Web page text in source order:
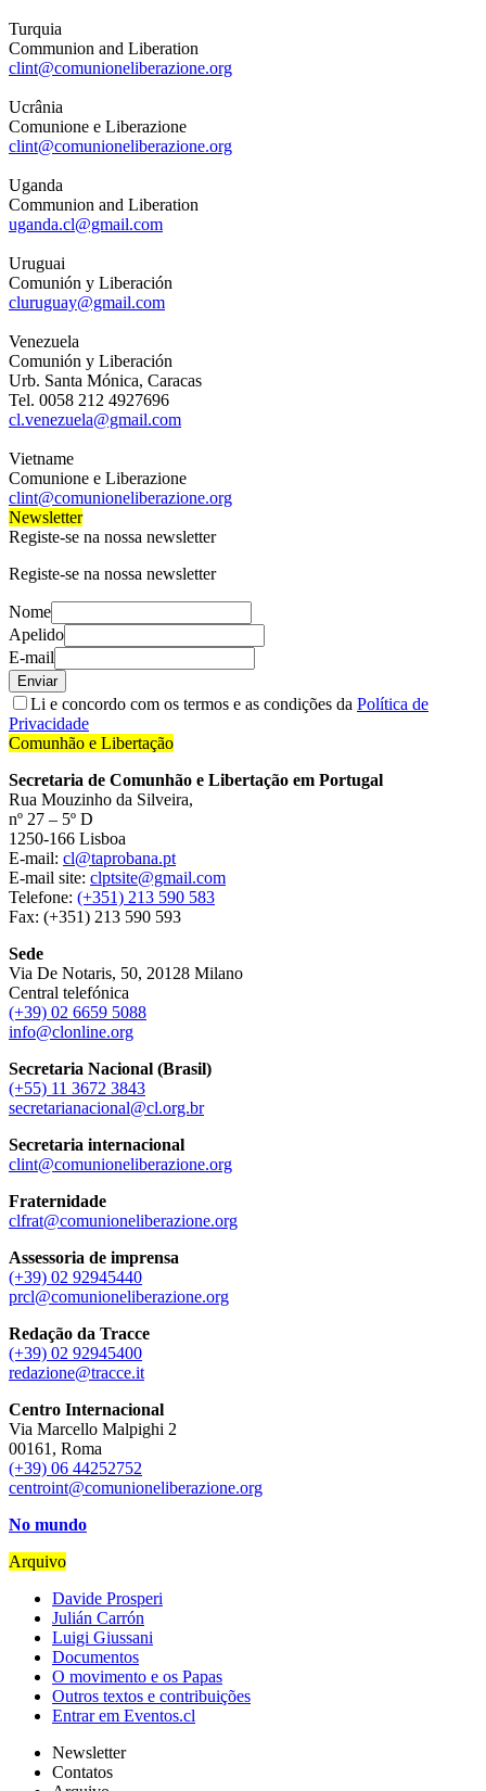
Turquia
Communion and Liberation
clint@comunioneliberazione.org
Ucrânia
Comunione e Liberazione
clint@comunioneliberazione.org
Uganda
Communion and Liberation
uganda.cl@gmail.com
Uruguai
Comunión y Liberación
cluruguay@gmail.com
Venezuela
Comunión y Liberación
Urb. Santa Mónica, Caracas
Tel. 0058 212 4927696
cl.venezuela@gmail.com
Vietname
Comunione e Liberazione
clint@comunioneliberazione.org
Newsletter
Registe-se na nossa newsletter
Registe-se na nossa newsletter
Nome
Apelido
E-mail
Enviar
Li e concordo com os termos e as condições da Política de
Privacidade
Comunhão e Libertação
Secretaria de Comunhão e Libertação em Portugal
Rua Mouzinho da Silveira,
nº 27 – 5º D
1250-166 Lisboa
E-mail: cl@taprobana.pt
E-mail site: clptsite@gmail.com
Telefone: (+351) 213 590 583
Fax: (+351) 213 590 593
Sede
Via De Notaris, 50, 20128 Milano
Central telefónica
(+39) 02 6659 5088
info@clonline.org
Secretaria Nacional (Brasil)
(+55) 11 3672 3843
secretarianacional@cl.org.br
Secretaria internacional
clint@comunioneliberazione.org
Fraternidade
clfrat@comunioneliberazione.org
Assessoria de imprensa
(+39) 02 92945440
prcl@comunioneliberazione.org
Redação da Tracce
(+39) 02 92945400
redazione@tracce.it
Centro Internacional
Via Marcello Malpighi 2
00161, Roma
(+39) 06 44252752
centroint@comunioneliberazione.org
No mundo
Arquivo
Davide Prosperi
Julián Carrón
Luigi Giussani
Documentos
O movimento e os Papas
Outros textos e contribuições
Entrar em Eventos.cl
Newsletter
Contatos